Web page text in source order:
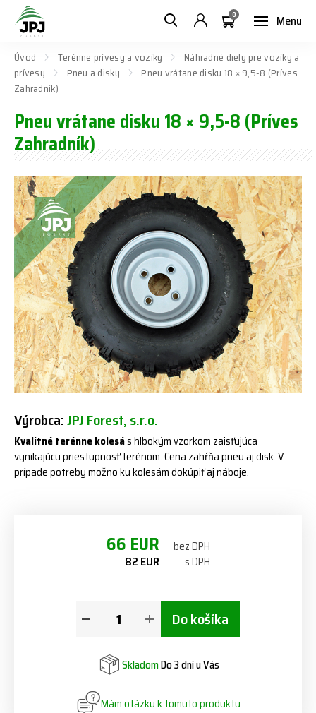
Menu
0
Úvod Terénne prívesy a vozíky
Náhradné diely pre vozíky a
prívesy
Pneu a disky
Pneu vrátane disku 18 × 9,5-8 (Príves
Zahradník)
Pneu vrátane disku 18 × 9,5-8 (Príves
Zahradník)
Výrobca:JPJ Forest, s.r.o.
Kvalitné terénne kolesás hlbokým vzorkom zaisťujúca
vynikajúcu priestupnosť terénom. Cena zahŕňa pneu aj disk. V
prípade potreby možno ku kolesám dokúpiť aj náboje.
66 EUR bez DPH
82 EUR s DPH
Do košíka
SkladomDo 3 dní u Vás
Mám otázku k tomuto produktu